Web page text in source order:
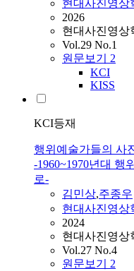
현대사진영상
2026
현대사진영상
Vol.29 No.1
원문보기 2
KCI
KISS
KCI등재
행위예술가들의 사
-1960~1970년대 행
로-
김민상,주종우
현대사진영상
2024
현대사진영상
Vol.27 No.4
원문보기 2